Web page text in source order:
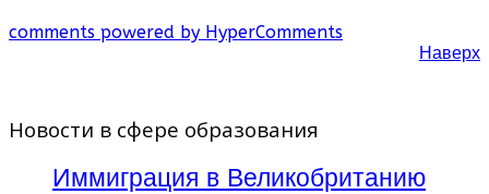
comments powered by HyperComments
Наверх
Новости в сфере образования
Иммиграция в Великобританию